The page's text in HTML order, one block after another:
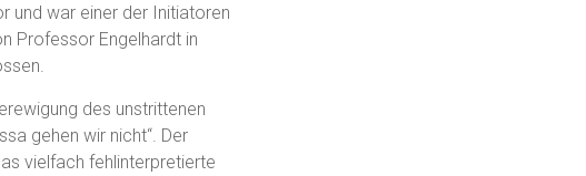
und war einer der Initiatoren
Professor Engelhardt in
des unstrittenen
gehen wir nicht“. Der
vielfach fehlinterpretierte